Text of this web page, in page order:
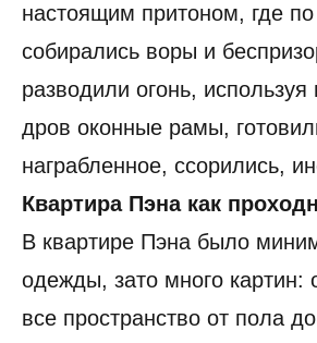
настоящим притоном, где
собирались воры и
разводили огонь, используя
дров оконные рамы,
награбленное, ссорились,
Квартира Пэна как
В квартире Пэна было
одежды, зато много картин:
все пространство от пола